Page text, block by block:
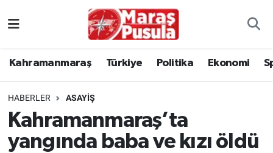
Kahramanmaraş Türkiye Politika Ekonomi
HABERLER ASAYİŞ
Kahramanmaraş’ta
yangında baba ve kızı öldü
Politika
İstanbul Trafik Yoğunluk Haritası